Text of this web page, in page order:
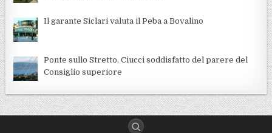
Il garante Siclari valuta il Peba a Bovalino
Ponte sullo Stretto, Ciucci soddisfatto del parere del
Consiglio superiore